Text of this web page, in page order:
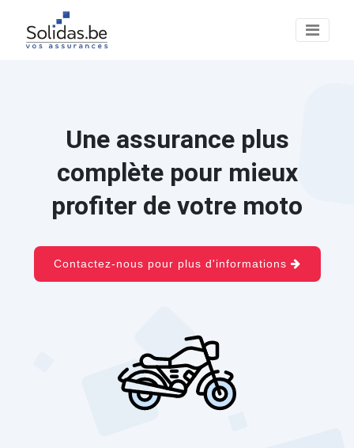
Une assurance plus
complète pour mieux
profiter de votre moto
Contactez-nous pour plus d'informations